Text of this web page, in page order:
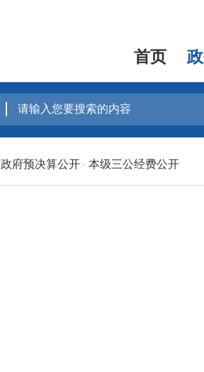
首页
政府预决算公开 本级三公经费公开